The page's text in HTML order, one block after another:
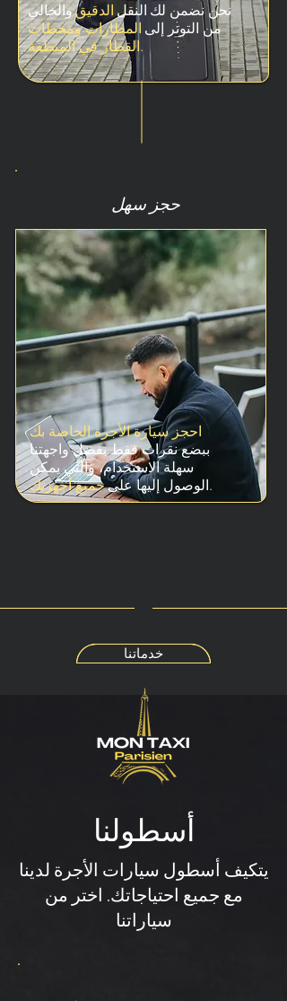
نحن نضمن لك النقل الدقيقوالخالي
من التوتر إلى المطارات ومحطات
القطار في المنطقة.
حجز سهل
احجز سيارة الأجرة الخاصة بك
ببضع نقرات فقط بفضل واجهتنا
سهلة الاستخدام، والتي يمكن
الوصول إليها علىجميع أجهزتك.
خدماتنا
أسطولنا
يتكيف أسطول سيارات الأجرة لدينا
مع جميع احتياجاتك. اختر من
سياراتنا